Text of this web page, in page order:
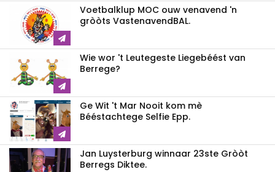
Voetbalklup MOC ouw venavend 'n
gròòts VastenavendBAL.
Wie wor 't Leutegeste Liegebéést van
Berrege?
Ge Wit 't Mar Nooit kom mè
Bééstachtege Selfie Epp.
Jan Luysterburg winnaar 23ste Gròòt
Berregs Diktee.